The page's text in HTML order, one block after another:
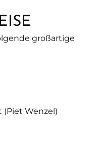
großartige
(Piet Wenzel)